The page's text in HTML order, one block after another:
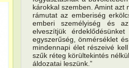
károkkal szemben. Amint azt
rámutat az emberiség
emberi személyiség és
elveszítjük
egyszerűség, önmérséklet
mindennapi élet részeivé
szűk réteg körültekintés
áldozatai leszünk.”